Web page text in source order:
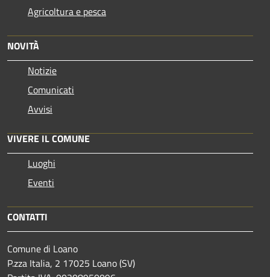
Agricoltura e pesca
NOVITÀ
Notizie
Comunicati
Avvisi
VIVERE IL COMUNE
Luoghi
Eventi
CONTATTI
Comune di Loano
P.zza Italia, 2 17025 Loano (SV)